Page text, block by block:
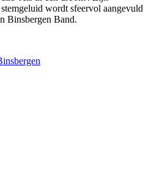
wordt sfeervol aangevuld
Binsbergen Band.